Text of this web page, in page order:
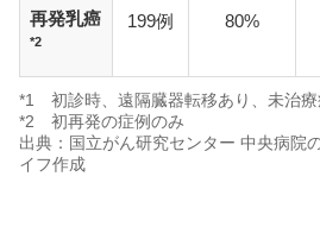
再発乳癌
*2
199例 80%
*1 初診時、遠隔臓器転移あり、未治療
*2 初再発の症例のみ
出典：国立がん研究センター 中央病院
イフ作成